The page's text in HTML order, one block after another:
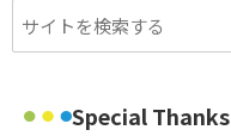
Special Thanks